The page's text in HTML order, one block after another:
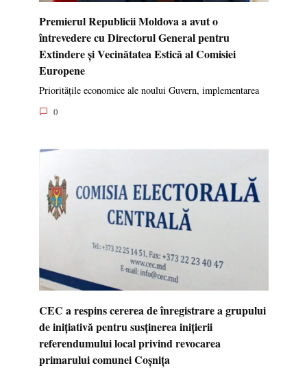
Premierul Republicii Moldova a avut o
întrevedere cu Directorul General pentru
Extindere și Vecinătatea Estică al Comisiei
Europene
Prioritățile economice ale noului Guvern, implementarea
0
CEC a respins cererea de înregistrare a grupului
de inițiativă pentru susținerea inițierii
referendumului local privind revocarea
primarului comunei Coșnița